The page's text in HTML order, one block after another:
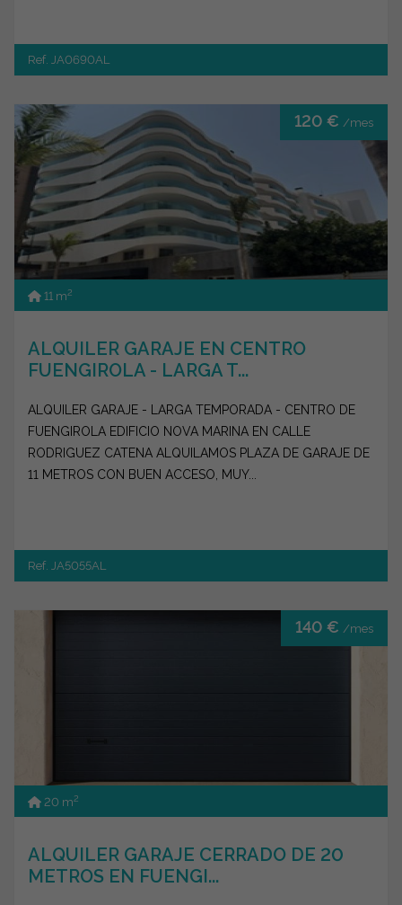
Ref. JA0690AL
120 € /mes
11 m2
ALQUILER GARAJE EN CENTRO
FUENGIROLA - LARGA T...
ALQUILER GARAJE - LARGA TEMPORADA - CENTRO DE
FUENGIROLA EDIFICIO NOVA MARINA EN CALLE
RODRIGUEZ CATENA ALQUILAMOS PLAZA DE GARAJE DE
11 METROS CON BUEN ACCESO, MUY...
Ref. JA5055AL
140 € /mes
20 m2
ALQUILER GARAJE CERRADO DE 20
METROS EN FUENGI...